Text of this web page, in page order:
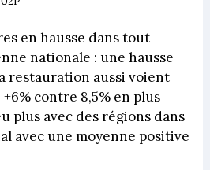
en hausse dans tout
nationale : une hausse
restauration aussi voient
contre 8,5% en plus
plus avec des régions dans
avec une moyenne positive